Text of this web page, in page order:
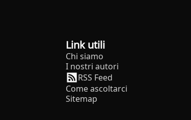
Link utili
Chi siamo
I nostri autori
RSS Feed
Come ascoltarci
Sitemap